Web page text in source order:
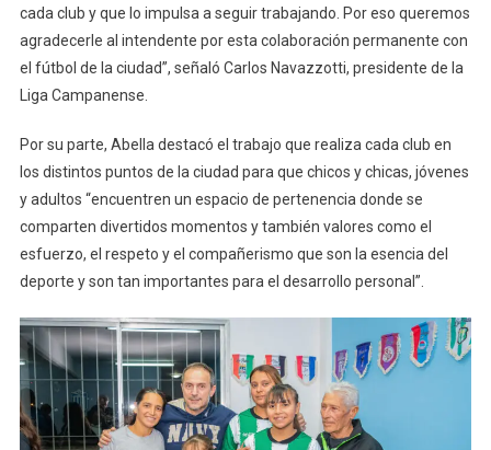
cada club y que lo impulsa a seguir trabajando. Por eso queremos
agradecerle al intendente por esta colaboración permanente con
el fútbol de la ciudad”, señaló Carlos Navazzotti, presidente de la
Liga Campanense.
Por su parte, Abella destacó el trabajo que realiza cada club en
los distintos puntos de la ciudad para que chicos y chicas, jóvenes
y adultos “encuentren un espacio de pertenencia donde se
comparten divertidos momentos y también valores como el
esfuerzo, el respeto y el compañerismo que son la esencia del
deporte y son tan importantes para el desarrollo personal”.